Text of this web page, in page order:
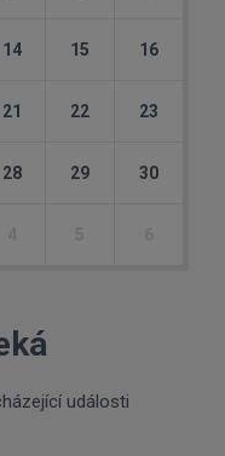
14 15 16
21 22 23
28 29 30
události